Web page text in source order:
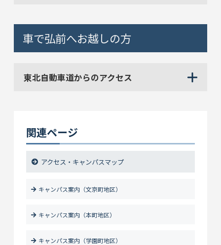
車で弘前へお越しの方
東北自動車道からのアクセス
関連ページ
アクセス・キャンパスマップ
キャンパス案内（文京町地区）
キャンパス案内（本町地区）
キャンパス案内（学園町地区）